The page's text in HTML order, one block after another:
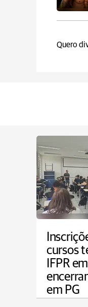
Quero
cursos
IFPR
em PG